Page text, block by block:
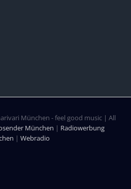
München - feel good music | All
München | Radiowerbung
| Webradio